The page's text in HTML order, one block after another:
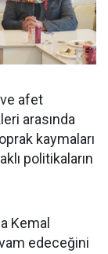
ve afet
arasında
kaymaları
politikaların
Kemal
edeceğini